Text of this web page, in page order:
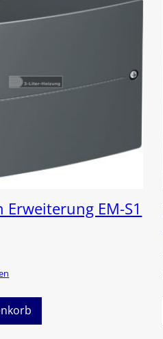
Erweiterung EM-S1